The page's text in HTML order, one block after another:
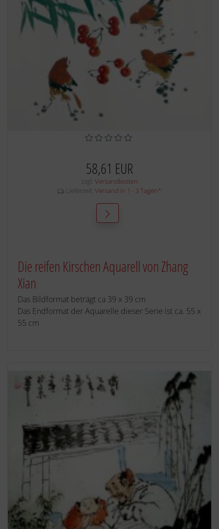
58,61 EUR
zzgl. Versandkosten
Lieferzeit: Versand in 1 - 3 Tagen *
Die reifen Kirschen Aquarell von Zhang
Xian
Das Bildformat beträgt ca 39 x 39 cm
Das Endformat der Aquarelle dieser Serie ist ca. 55 x
55 cm